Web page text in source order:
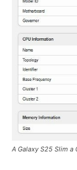
A Galaxy S25 Slim a